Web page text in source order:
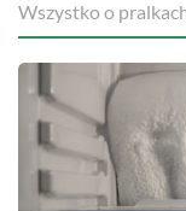
Wszystko o